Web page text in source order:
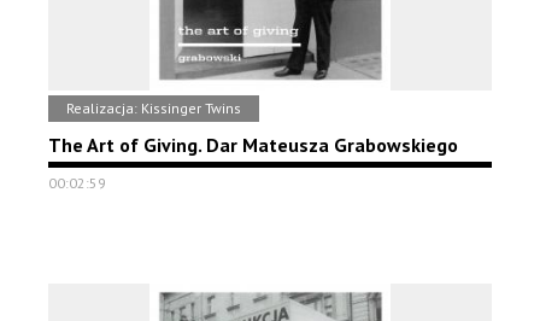
Realizacja: Kissinger Twins
The Art of Giving. Dar Mateusza Grabowskiego
00:02:59